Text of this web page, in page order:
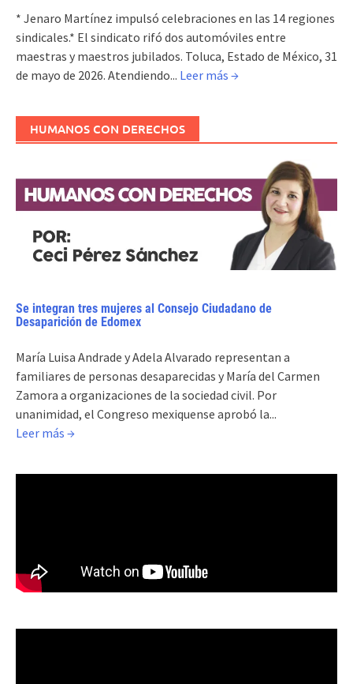
* Jenaro Martínez impulsó celebraciones en las 14 regiones
sindicales.* El sindicato rifó dos automóviles entre
maestras y maestros jubilados. Toluca, Estado de México, 31
de mayo de 2026. Atendiendo... Leer más →
HUMANOS CON DERECHOS
Se integran tres mujeres al Consejo Ciudadano de
Desaparición de Edomex
María Luisa Andrade y Adela Alvarado representan a
familiares de personas desaparecidas y María del Carmen
Zamora a organizaciones de la sociedad civil. Por
unanimidad, el Congreso mexiquense aprobó la...
Leer más →